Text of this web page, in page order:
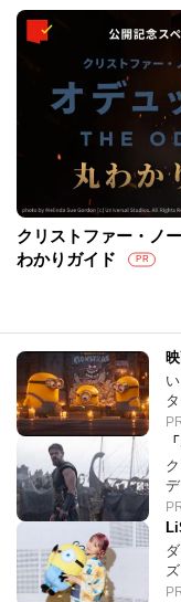
クリストファー・ノ
わかりガイド
PR